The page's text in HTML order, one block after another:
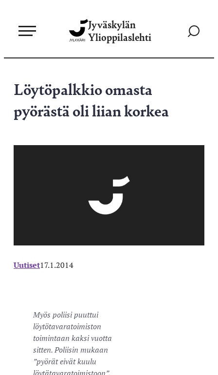
sisältöön
Jyväskylän
Ylioppilaslehti
Siirry
Löytöpalkkio omasta
pyörästä oli liian korkea
Uutiset17.1.2014
Myös poliisi puuttui
löytötavaratoimiston
toimintaan kaksi vuotta
sitten. Poliisin mukaan
”pyörät eivät kuulu